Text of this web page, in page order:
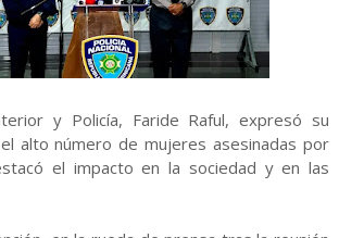
y Policía, Faride Raful, expresó su
alto número de mujeres asesinadas por
el impacto en la sociedad y en las